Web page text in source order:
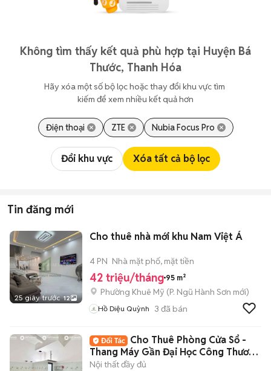
Không tìm thấy kết quả phù hợp tại Huyện Bá
Thước, Thanh Hóa
Hãy xóa một số bộ lọc hoặc thay đổi khu vực tìm
kiếm để xem nhiều kết quả hơn
Điện thoại ZTE Nubia Focus Pro
Đổi khu vực Xóa tất cả bộ lọc
Tin đăng mới
25 giây trước 12
Cho thuê nhà mới khu Nam Việt Á
4 PN Nhà mặt phố, mặt tiền
42 triệu/tháng 95 m²
Phường Khuê Mỹ (P. Ngũ Hành Sơn mới)
Hồ Diệu Quỳnh 3 đã bán
Cho Thuê Phòng Cửa Sổ -
Thang Máy Gần Đại Học Công Thương
Luỹ Bán Bích
Nội thất đầy đủ